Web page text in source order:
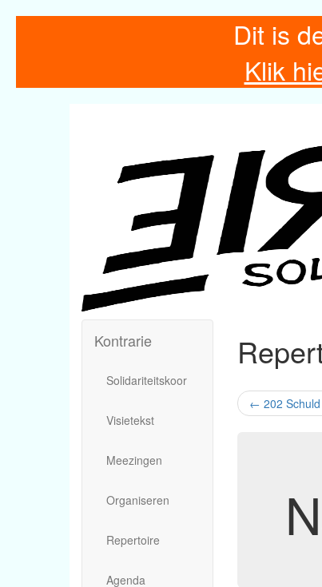
Dit is
Klik
Kontrarie
Solidariteitskoor
Visietekst
Meezingen
Organiseren
Repertoire
Agenda
← 202